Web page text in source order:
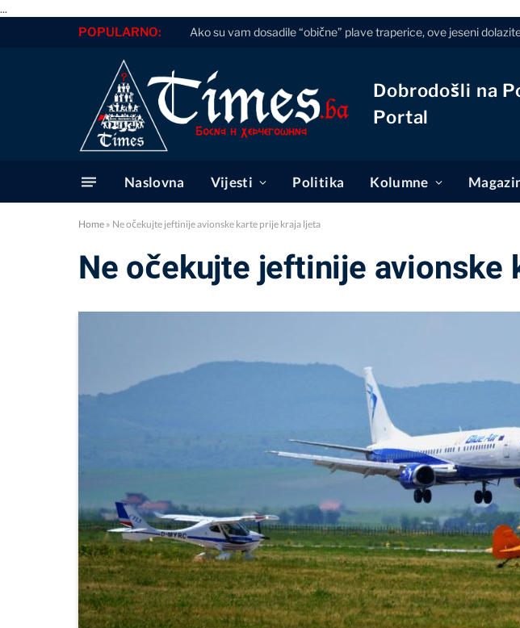
...
POPULARNO: Ako su vam dosadile “obične” plave traperice, ove jeseni
Dobrodošli na
Portal
Naslovna Vijesti Politika Kolumne
Home » Ne očekujte jeftinije avionske karte prije kraja ljeta
Ne očekujte jeftinije avionske